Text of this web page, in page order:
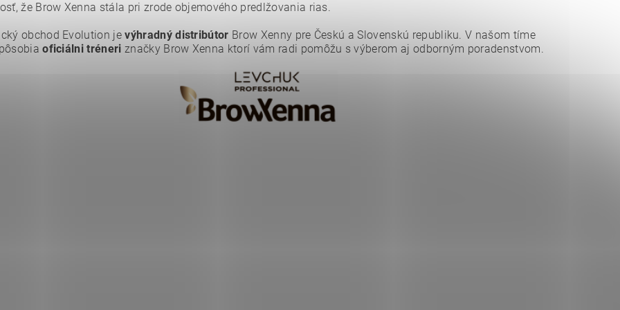
hodnotenie súhlasíte s podmienkami ochrany osobných údajov.
že Brow Xenna stála pri zrode objemového predlžovania rias.
obchod Evolution jevýhradný distribútor Brow Xenny pre Českú a Slovenskú republiku. V našom tíme
oficiálni tréneri značky Brow Xenna ktorí vám radi pomôžu s výberom aj odborným poradenstvom.